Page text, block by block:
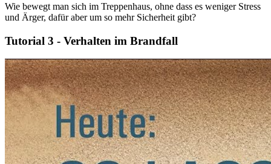
Wie bewegt man sich im Treppenhaus, ohne dass es weniger Stress
und Ärger, dafür aber um so mehr Sicherheit gibt?
Tutorial 3 - Verhalten im Brandfall